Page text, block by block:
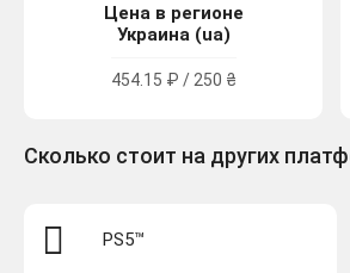
Цена в регионе
Украина (ua)
454.15 ₽ / 250 ₴
Сколько стоит на других
PS5™